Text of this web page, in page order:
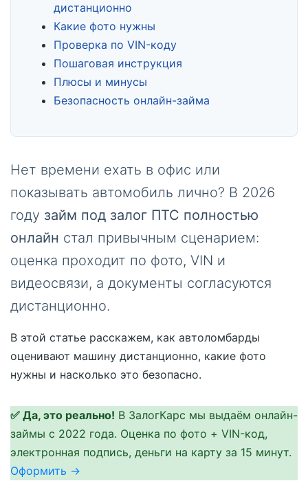
дистанционно
Какие фото нужны
Проверка по VIN-коду
Пошаговая инструкция
Плюсы и минусы
Безопасность онлайн-займа
Нет времени ехать в офис или
показывать автомобиль лично? В 2026
году займ под залог ПТС полностью
онлайн стал привычным сценарием:
оценка проходит по фото, VIN и
видеосвязи, а документы согласуются
дистанционно.
В этой статье расскажем, как автоломбарды
оценивают машину дистанционно, какие фото
нужны и насколько это безопасно.
✅ Да, это реально! В ЗалогКарс мы выдаём онлайн-
займы с 2022 года. Оценка по фото + VIN-код,
электронная подпись, деньги на карту за 15 минут.
Оформить →